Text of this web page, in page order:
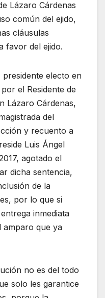
Lázaro Cárdenas
común del ejido,
cláusulas
favor del ejido.
electo en
el Residente de
Lázaro Cárdenas,
del
y recuento a
Luis Ángel
agotado el
dicha sentencia,
de la
por lo que si
inmediata
amparo que ya
no es del todo
solo les garantice